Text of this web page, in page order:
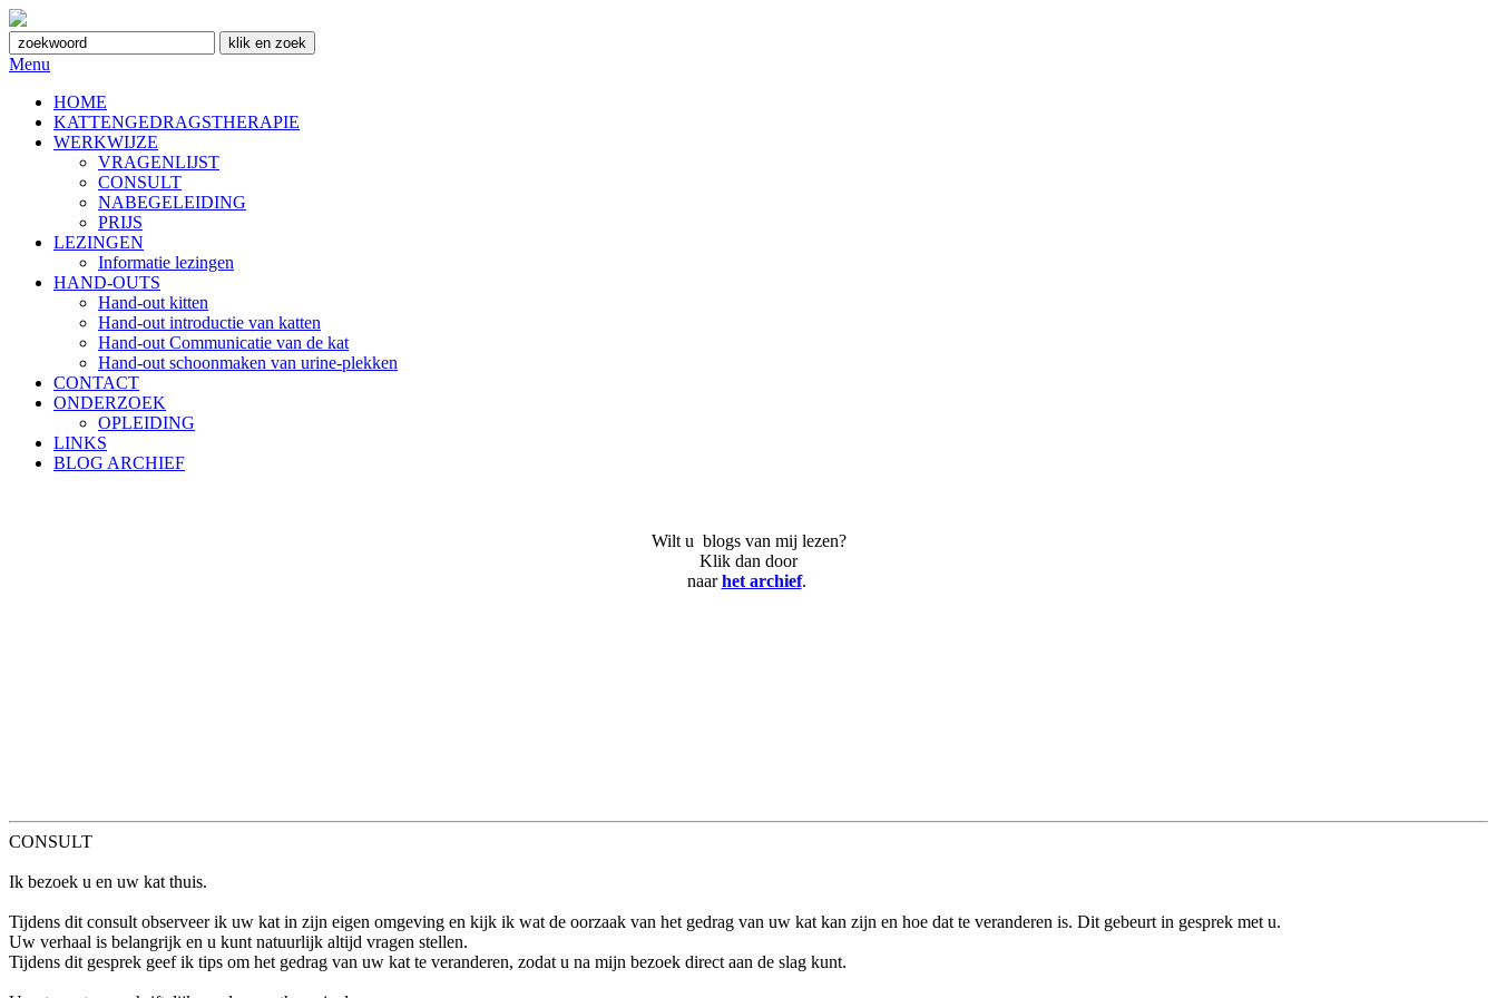
Menu
HOME
KATTENGEDRAGSTHERAPIE
WERKWIJZE
VRAGENLIJST
CONSULT
NABEGELEIDING
PRIJS
LEZINGEN
Informatie lezingen
HAND-OUTS
Hand-out kitten
Hand-out introductie van katten
Hand-out Communicatie van de kat
Hand-out schoonmaken van urine-plekken
CONTACT
ONDERZOEK
OPLEIDING
LINKS
BLOG ARCHIEF
Wilt u blogs van mij lezen?
Klik dan door
naarhet archief.
CONSULT
Ik bezoek u en uw kat thuis.
Tijdens dit consult observeer ik uw kat in zijn eigen omgeving en kijk ik wat de oorzaak van het gedrag van uw kat kan zijn en hoe dat te veranderen is. Dit gebeurt in gesprek met u.
Uw verhaal is belangrijk en u kunt natuurlijk altijd vragen stellen.
Tijdens dit gesprek geef ik tips om het gedrag van uw kat te veranderen, zodat u na mijn bezoek direct aan de slag kunt.